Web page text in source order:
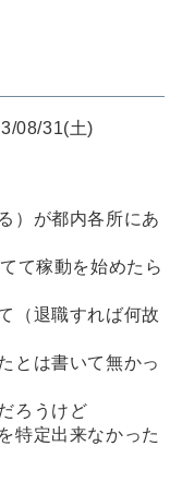
08/31(土)
）が都内各所にあ
て稼動を始めたら
（退職すれば何故
とは書いて無かっ
ろうけど
特定出来なかった